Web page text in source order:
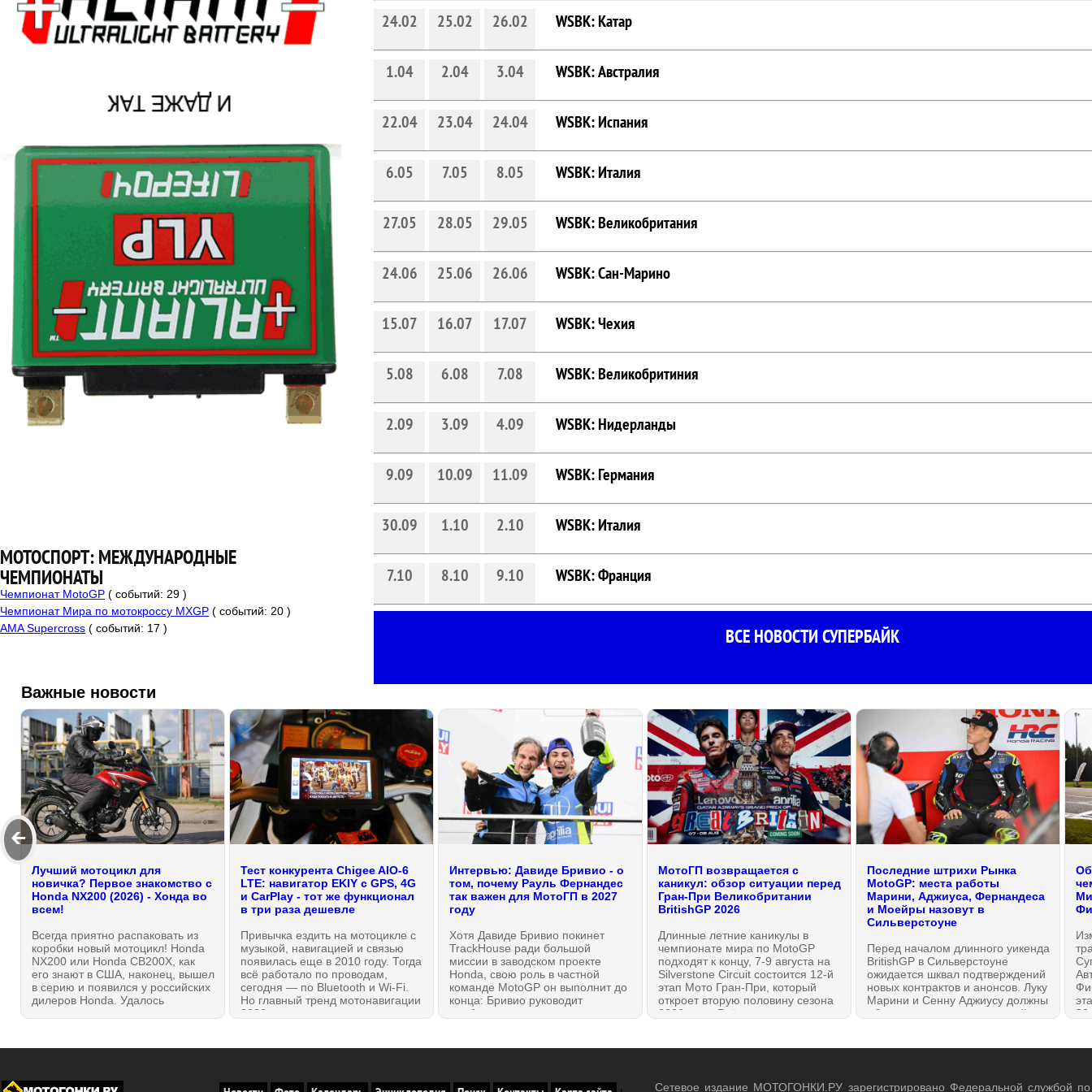
МОТОСПОРТ: МЕЖДУНАРОДНЫЕ
ЧЕМПИОНАТЫ
Чемпионат MotoGP ( событий: 29 )
Чемпионат Мира по мотокроссу MXGP ( событий: 20 )
AMA Supercross ( событий: 17 )
24.02 25.02 26.02 WSBK: Катар
1.04 2.04 3.04 WSBK: Австралия
22.04 23.04 24.04 WSBK: Испания
6.05 7.05 8.05 WSBK: Италия
27.05 28.05 29.05 WSBK: Великобритания
24.06 25.06 26.06 WSBK: Сан-Марино
15.07 16.07 17.07 WSBK: Чехия
5.08 6.08 7.08 WSBK: Великобритиния
2.09 3.09 4.09 WSBK: Нидерланды
9.09 10.09 11.09 WSBK: Германия
30.09 1.10 2.10 WSBK: Италия
7.10 8.10 9.10 WSBK: Франция
ВСЕ НОВОСТИ СУПЕРБАЙК
Важные новости
🡰
Лучший мотоцикл для
новичка? Первое знакомство с
Honda NX200 (2026) - Хонда во
всем!
Всегда приятно распаковать из
коробки новый мотоцикл! Honda
NX200 или Honda CB200X, как
его знают в США, наконец, вышел
в серию и появился у российских
дилеров Honda. Удалось
создает правильное впечатление:
оговорок. И, возможно, лучшее из
Тест конкурента Chigee AIO-6
LTE: навигатор EKIY с GPS, 4G
и CarPlay - тот же функционал
в три раза дешевле
Привычка ездить на мотоцикле с
музыкой, навигацией и связью
появилась еще в 2010 году. Тогда
всё работало по проводам,
сегодня — по Bluetooth и Wi-Fi.
Но главный тренд мотонавигации
2026 года — полностью
модулями LTE (4G) и GPS,
Интервью: Давиде Бривио - о
том, почему Рауль Фернандес
так важен для МотоГП в 2027
году
Хотя Давиде Бривио покинет
TrackHouse ради большой
миссии в заводском проекте
Honda, свою роль в частной
команде MotoGP он выполнит до
конца: Бривио руководит
подбором кадров для
почему выбрал именно этих
МотоГП возвращается с
каникул: обзор ситуации перед
Гран-При Великобритании
BritishGP 2026
Длинные летние каникулы в
чемпионате мира по MotoGP
подходят к концу, 7-9 августа на
Silverstone Circuit состоится 12-й
этап Мото Гран-При, который
откроет вторую половину сезона
2026 года. Всё, что нужно знать,
МОТОГОНКИ.РУ!
Последние штрихи Рынка
MotoGP: места работы
Марини, Аджиуса, Фернандеса
и Моейры назовут в
Сильверстоуне
Перед началом длинного уикенда
BritishGP в Сильверстоуне
ожидается шквал подтверждений
новых контрактов и анонсов. Луку
Марини и Сенну Аджиусу должны
объявить напарниками одной
продлении контракта в MotoGP
30
Сетевое издание МОТОГОНКИ.РУ зарегистрировано Федеральной службой по